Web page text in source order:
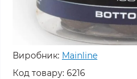
Виробник: Mainline
Код товару: 6216